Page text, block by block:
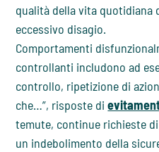
qualità della vita quotidiana
eccessivo disagio.
Comportamenti
controllanti includono ad
controllo, ripetizione di
che…”, risposte di
temute, continue richieste
un indebolimento della